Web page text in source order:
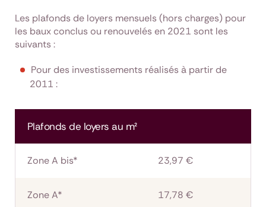
Les plafonds de loyers mensuels (hors charges) pour
les baux conclus ou renouvelés en 2021 sont les
suivants :
Pour des investissements réalisés à partir de
2011 :
Plafonds de loyers au m²
Zone A bis* 23,97 €
Zone A* 17,78 €